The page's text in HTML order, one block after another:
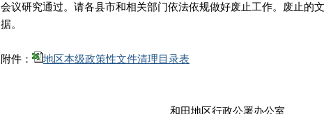
会议研究通过。请各县市和相关部门依法依规做好废止工作。废止的
据。
附件： 地区本级政策性文件清理目录表
和田地区行政公署办公室